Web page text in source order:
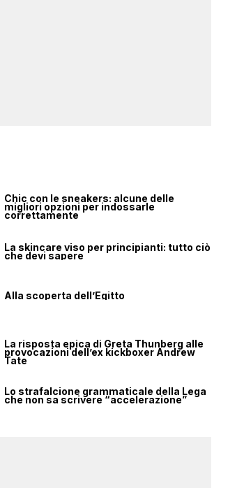
Chic con le sneakers: alcune delle
migliori opzioni per indossarle
correttamente
La skincare viso per principianti: tutto ciò
che devi sapere
Alla scoperta dell’Egitto
La risposta epica di Greta Thunberg alle
provocazioni dell’ex kickboxer Andrew
Tate
Lo strafalcione grammaticale della Lega
che non sa scrivere “accelerazione”